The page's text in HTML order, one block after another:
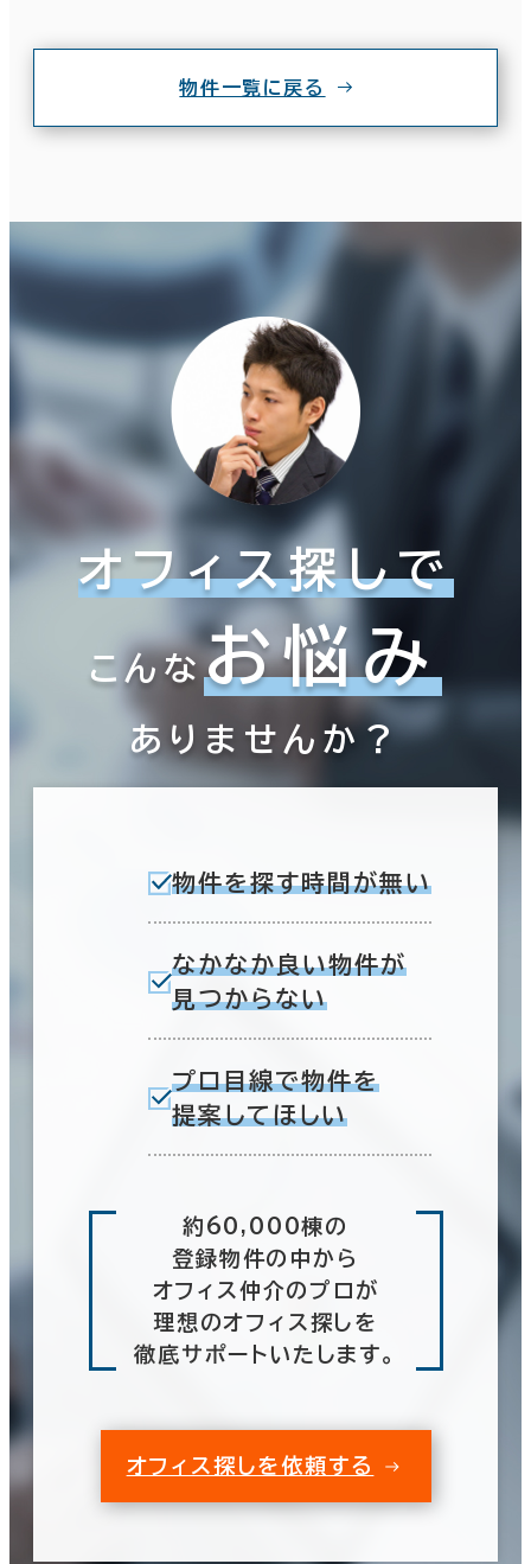
物件一覧に戻る
オフィス探しで
こんなお悩み
ありませんか？
物件を探す時間が無い
なかなか良い物件が
見つからない
プロ目線で物件を
提案してほしい
約60,000棟の
登録物件の中から
オフィス仲介のプロが
理想のオフィス探しを
徹底サポートいたします。
オフィス探しを依頼する